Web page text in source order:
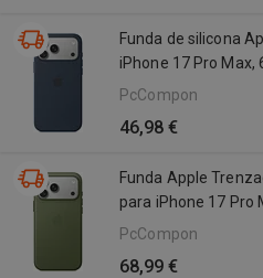
Funda de silicona
iPhone 17 Pro Max,
PcComponentes
46,98 €
Funda Apple
para iPhone 17 Pro
PcComponentes
68,99 €